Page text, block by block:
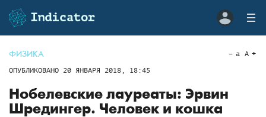
ФИЗИКА
ОПУБЛИКОВАНО 20 ЯНВАРЯ 2018, 18:45
a A
Нобелевские лауреаты: Эрвин
Шредингер. Человек и кошка